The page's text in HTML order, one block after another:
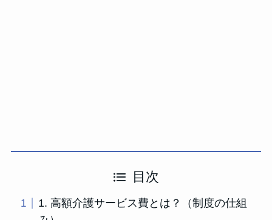
目次
1. 高額介護サービス費とは？（制度の仕組